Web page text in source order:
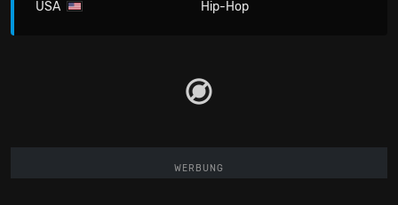
USA Hip-Hop
WERBUNG